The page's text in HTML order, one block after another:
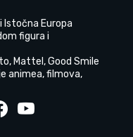
Istočna Europa
figura i
Mattel, Good Smile
animea, filmova,